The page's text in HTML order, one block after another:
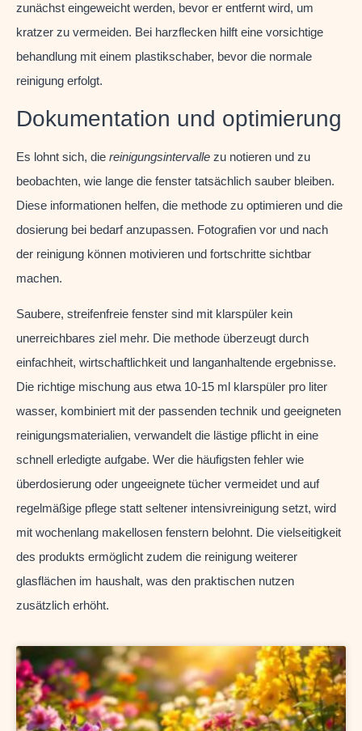
zunächst eingeweicht werden, bevor er entfernt wird, um
kratzer zu vermeiden. Bei harzflecken hilft eine vorsichtige
behandlung mit einem plastikschaber, bevor die normale
reinigung erfolgt.
Dokumentation und optimierung
Es lohnt sich, die reinigungsintervalle zu notieren und zu
beobachten, wie lange die fenster tatsächlich sauber bleiben.
Diese informationen helfen, die methode zu optimieren und die
dosierung bei bedarf anzupassen. Fotografien vor und nach
der reinigung können motivieren und fortschritte sichtbar
machen.
Saubere, streifenfreie fenster sind mit klarspüler kein
unerreichbares ziel mehr. Die methode überzeugt durch
einfachheit, wirtschaftlichkeit und langanhaltende ergebnisse.
Die richtige mischung aus etwa 10-15 ml klarspüler pro liter
wasser, kombiniert mit der passenden technik und geeigneten
reinigungsmaterialien, verwandelt die lästige pflicht in eine
schnell erledigte aufgabe. Wer die häufigsten fehler wie
überdosierung oder ungeeignete tücher vermeidet und auf
regelmäßige pflege statt seltener intensivreinigung setzt, wird
mit wochenlang makellosen fenstern belohnt. Die vielseitigkeit
des produkts ermöglicht zudem die reinigung weiterer
glasflächen im haushalt, was den praktischen nutzen
zusätzlich erhöht.